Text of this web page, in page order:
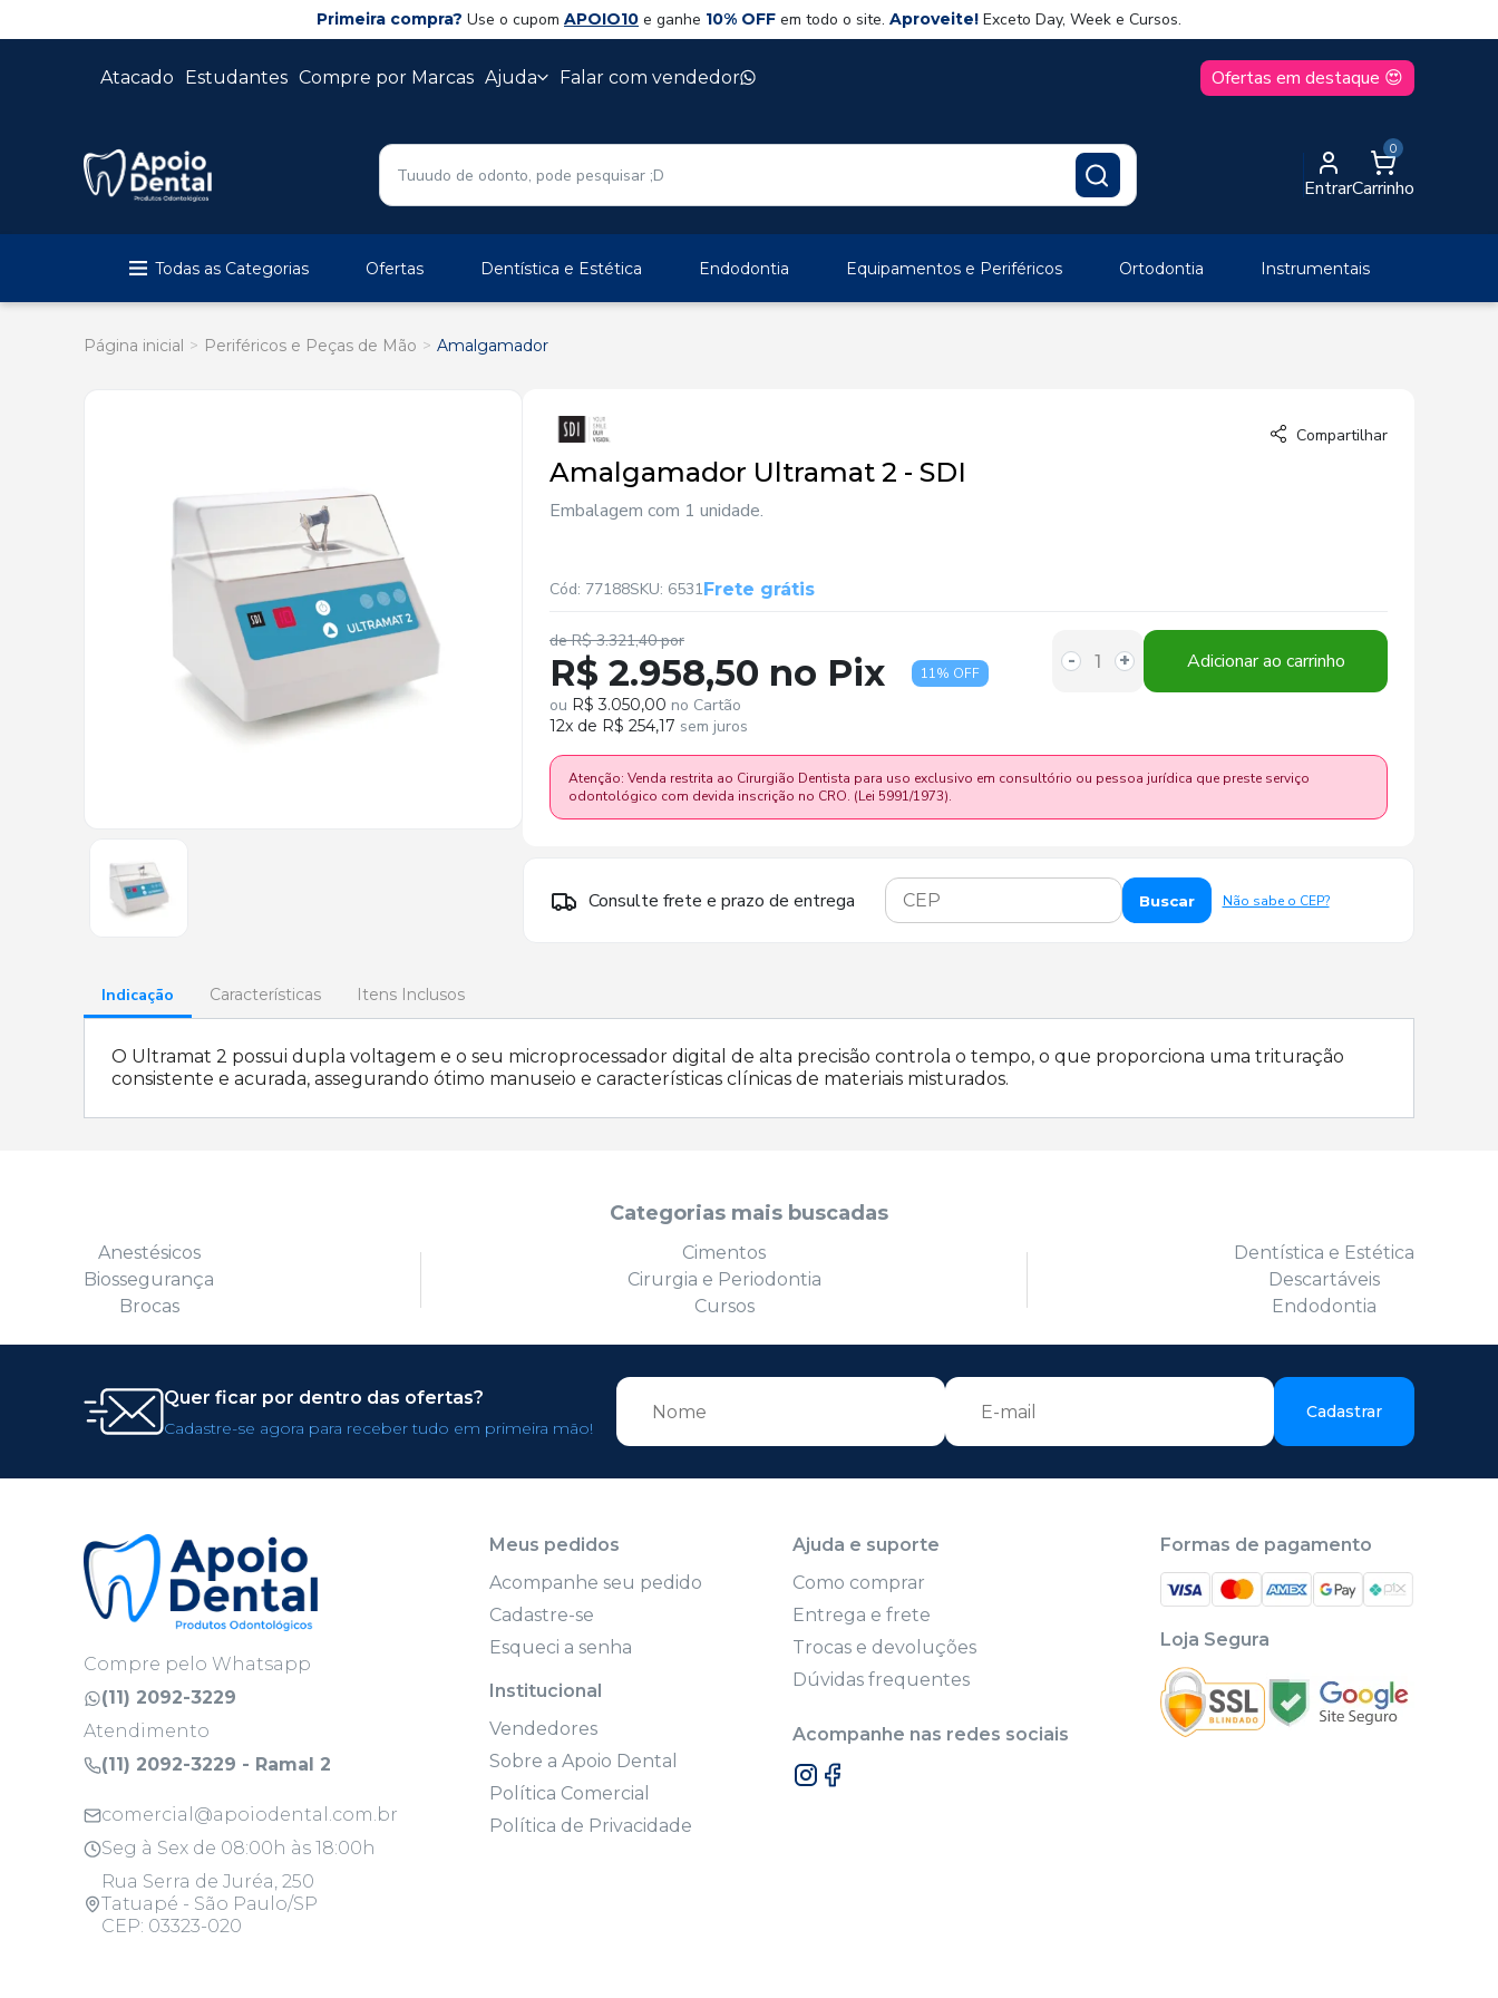
Primeira compra? Use o cupom APOIO10 e ganhe 10% OFF em todo o site. Aproveite! Exceto Day, Week e Cursos.
Atacado Estudantes Compre por Marcas Ajuda Falar com vendedor Ofertas em destaque 😍
Entrar
0
Carrinho
Todas as Categorias Ofertas Dentística e Estética Endodontia Equipamentos e Periféricos Ortodontia Instrumentais
Página inicial Periféricos e Peças de Mão Amalgamador
Compartilhar
Amalgamador Ultramat 2 - SDI
Embalagem com 1 unidade.
Cód: 77188SKU: 6531Frete grátis
de R$ 3.321,40 por
R$ 2.958,50 no Pix 11% OFF
ou R$ 3.050,00 no Cartão
12x de R$ 254,17 sem juros
- + Adicionar ao carrinho
Atenção: Venda restrita ao Cirurgião Dentista para uso exclusivo em consultório ou pessoa jurídica que preste serviço
odontológico com devida inscrição no CRO. (Lei 5991/1973).
Consulte frete e prazo de entrega Buscar Não sabe o CEP?
Indicação Características Itens Inclusos
O Ultramat 2 possui dupla voltagem e o seu microprocessador digital de alta precisão controla o tempo, o que proporciona uma trituração
consistente e acurada, assegurando ótimo manuseio e características clínicas de materiais misturados.
Categorias mais buscadas
Anestésicos
Biossegurança
Brocas
Cimentos
Cirurgia e Periodontia
Cursos
Dentística e Estética
Descartáveis
Endodontia
Quer ficar por dentro das ofertas?
Cadastre-se agora para receber tudo em primeira mão!
Cadastrar
Compre pelo Whatsapp
(11) 2092-3229
Atendimento
(11) 2092-3229 - Ramal 2
comercial@apoiodental.com.br
Seg à Sex de 08:00h às 18:00h
Rua Serra de Juréa, 250
Tatuapé - São Paulo/SP
CEP: 03323-020
Meus pedidos
Acompanhe seu pedido
Cadastre-se
Esqueci a senha
Institucional
Vendedores
Sobre a Apoio Dental
Política Comercial
Política de Privacidade
Ajuda e suporte
Como comprar
Entrega e frete
Trocas e devoluções
Dúvidas frequentes
Acompanhe nas redes sociais
Formas de pagamento
Loja Segura